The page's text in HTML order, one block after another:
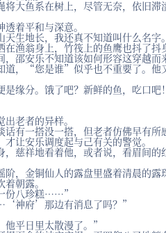
鱼系在树上，尽管无奈，依旧滞
着平和与深意。
生地长，我还真不知道叫什么名字
渔翁身上，竹筏上的鱼鹰也抖了抖
安乐不知道该如何形容这穿越而
，“您是谁”似乎也不重要了。他
缘分。饿了吧？新鲜的鱼，吃口
老者的异样。
有一搭没一搭，但老者仿佛早有所
让安乐调度起与己有关的警觉。
慈祥地看着他，或者说，看眉间的
，金铜仙人的露盘里盛着清晨的露
着朝露。
份八珍糕……”
神府’那边有消息了吗？”
他平日里太散漫了。”